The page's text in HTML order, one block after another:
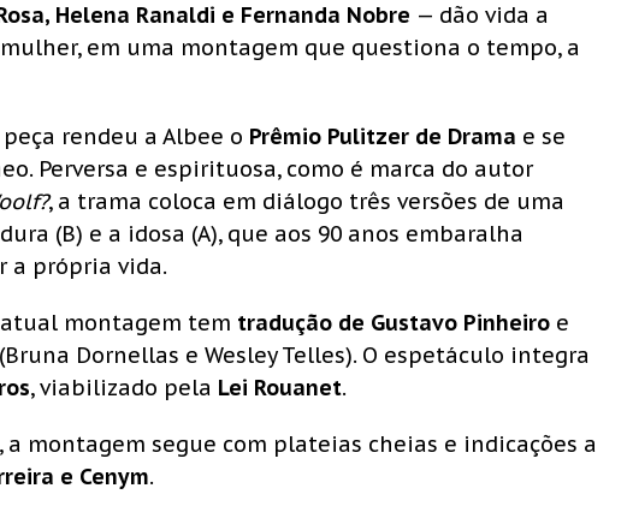
Helena Ranaldi e Fernanda Nobre — dão vida a
em uma montagem que questiona o tempo, a
rendeu a Albee o Prêmio Pulitzer de Drama e se
Perversa e espirituosa, como é marca do autor
, a trama coloca em diálogo três versões de uma
(B) e a idosa (A), que aos 90 anos embaralha
a própria vida.
atual montagem tem tradução de Gustavo Pinheiro e
(Bruna Dornellas e Wesley Telles). O espetáculo integra
, viabilizado pela Lei Rouanet.
montagem segue com plateias cheias e indicações a
e Cenym.